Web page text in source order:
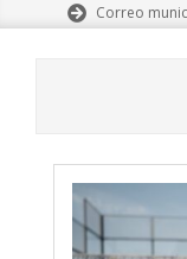
Correo